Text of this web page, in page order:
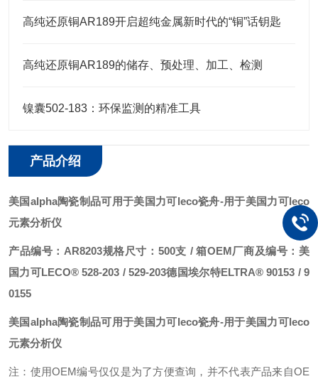
高纯还原铜AR189开启超纯金属新时代的“铜”话钥匙
高纯还原铜AR189的储存、预处理、加工、检测
镍囊502-183：环保监测的精准工具
产品介绍
美国alpha陶瓷制品可用于美国力可leco瓷舟-用于美国力可leco
元素分析仪
产品编号：AR8203规格尺寸：500支 / 箱OEM厂商及编号： 美
国力可LECO® 528-203 / 529-203德国埃尔特ELTRA® 90153 / 9
0155
美国alpha陶瓷制品可用于美国力可leco瓷舟-用于美国力可leco
元素分析仪
注：使用OEM编号仅仅是为了方便查询，并不代表产品来自OE